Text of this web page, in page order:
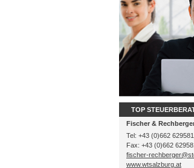
TOP
Fischer &
Tel: +43 (0)662 629581
Fax: +43 (0)662
fischer-
www.wtsalzburg.at